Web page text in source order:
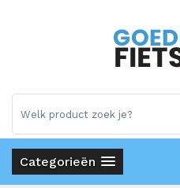
Categorieën